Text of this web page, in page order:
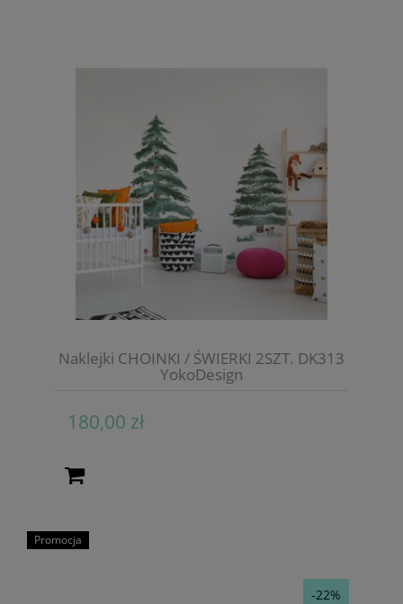
Naklejki CHOINKI / ŚWIERKI 2SZT. DK313
YokoDesign
180,00 zł
-22%
Promocja